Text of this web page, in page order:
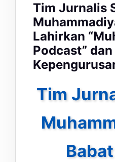
Tim Jurnalis
Lahirkan
Podcast”
Tim